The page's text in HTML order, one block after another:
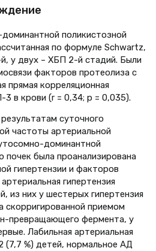
поликистозной
по формуле Schwartz,
у двух – ХБП 2-й стадий. Были
факторов протеолиза с
прямая корреляционная
в крови (r = 0,34; p = 0,035).
суточного
частоты артериальной
доминантной
почек была проанализирована
гипертензии и факторов
гипертензия
из них у шестерых гипертензия
скорригированной приемом
превращающего фермента, у
Лабильная артериальная
(7,7 %) детей, нормальное АД